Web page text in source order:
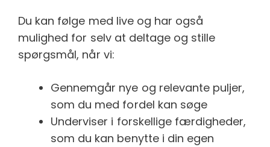
Du kan følge med live og har også
mulighed for selv at deltage og stille
spørgsmål, når vi:
Gennemgår nye og relevante puljer,
som du med fordel kan søge
Underviser i forskellige færdigheder,
som du kan benytte i din egen